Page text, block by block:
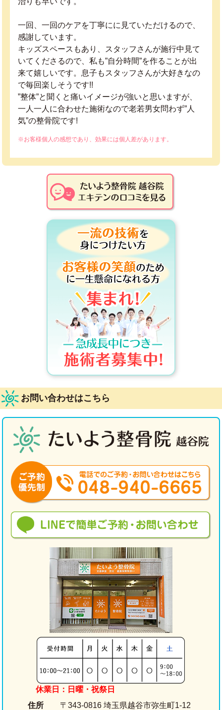
一回、一回のケアを丁寧にに見ていただけるので、
感謝しています。
キッズスペースもあり、スタッフさんが施行中見て
いてくださるので、私も”自分時間”を作ることが出
来て嬉しいです。息子もスタッフさんが大好きなの
で毎回楽しそうです!!
”整体”と聞くと痛いイメージが強いと思いますが、
一人一人に合わせた施術なので老若男女問わず”人
気”の整骨院です!
※お客様個人の感想であり、効果には個人差があります。
お問い合わせはこちら
休業日：日曜・祝祭日
住所
〒343-0816 埼玉県越谷市弥生町1-12